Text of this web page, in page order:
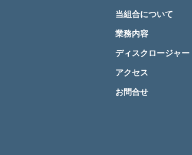
当組合について
業務内容
ディスクロージャー
アクセス
お問合せ